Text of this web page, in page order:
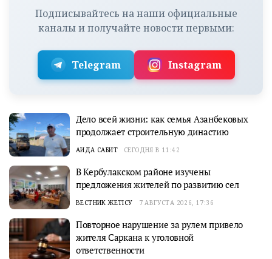
Подписывайтесь на наши официальные
каналы и получайте новости первыми:
Telegram Instagram
Дело всей жизни: как семья Азанбековых
продолжает строительную династию
АИДА САБИТ СЕГОДНЯ В 11:42
В Кербулакском районе изучены
предложения жителей по развитию сел
ВЕСТНИК ЖЕТІСУ 7 АВГУСТА 2026, 17:36
Повторное нарушение за рулем привело
жителя Саркана к уголовной
ответственности